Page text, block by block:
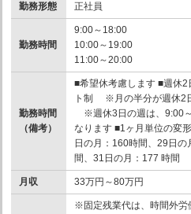
勤務形態 正社員
勤務時間
9:00～18:00
10:00～19:00
11:00～20:00
勤務時間
（備考）
■希望休考慮します ■週休
ト制 ※月の半分が週休2
※週休3日の週は、9:00
なります ■1ヶ月単位の
日の月：160時間、29日
間、31日の月：177 時間
月収 33万円～80万円
※固定残業代は、時間外労